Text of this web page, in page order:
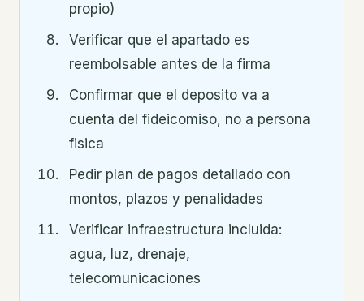
propio)
Verificar que el apartado es
reembolsable antes de la firma
Confirmar que el deposito va a
cuenta del fideicomiso, no a persona
fisica
Pedir plan de pagos detallado con
montos, plazos y penalidades
Verificar infraestructura incluida:
agua, luz, drenaje,
telecomunicaciones